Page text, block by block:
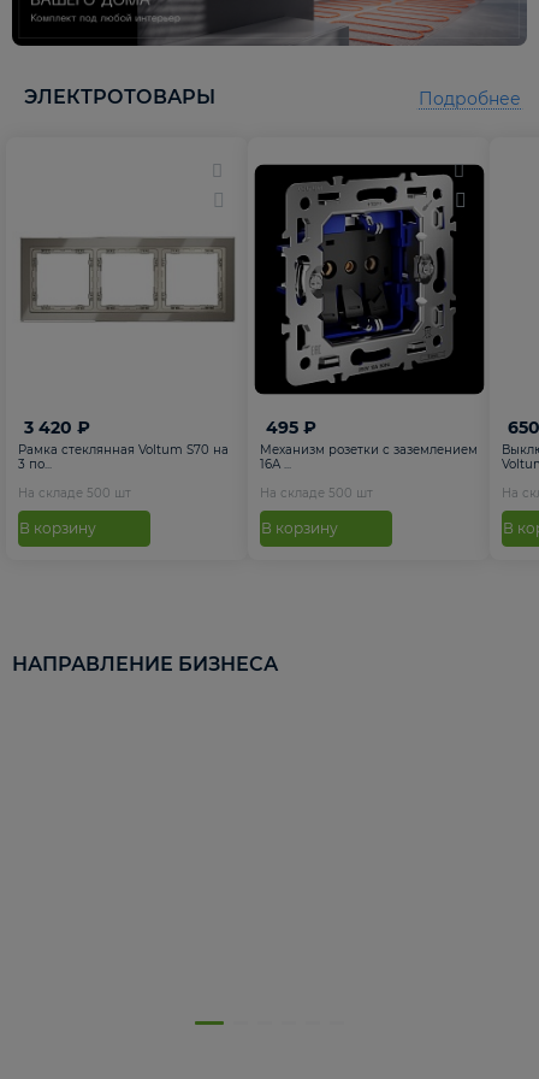
ЭЛЕКТРОТОВАРЫ
3 420 ₽
Рамка стеклянная Voltum S70 на
3 по...
На складе 500 шт
В корзину
495 ₽
Механизм розетки с заземлением
16А ...
На складе 500 шт
В корзину
На
В
Подробнее
НАПРАВЛЕНИЕ БИЗНЕСА